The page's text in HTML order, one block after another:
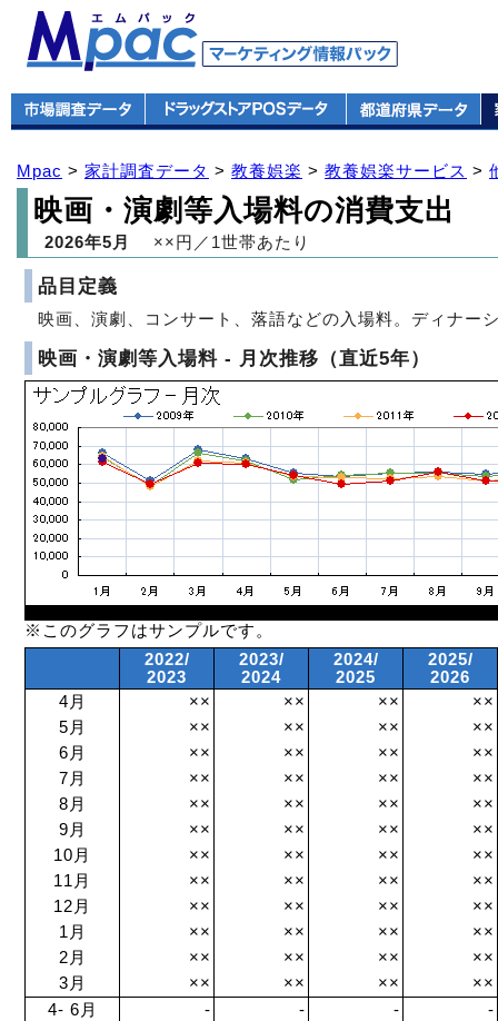
Mpac > 家計調査データ > 教養娯楽 > 教養娯楽サービス >
映画・演劇等入場料の消費支出
2026年5月 ××円／1世帯あたり
品目定義
映画、演劇、コンサート、落語などの入場料。ディナー
映画・演劇等入場料 - 月次推移（直近5年）
※このグラフはサンプルです。
2022/
2023
2023/
2024
2024/
2025
2025/
2026
4月
×× ×× ××
××
5月
×× ×× ××
××
6月
×× ×× ××
××
7月
×× ×× ××
××
8月
×× ×× ××
××
9月
×× ×× ××
××
10月
×× ×× ××
××
11月
×× ×× ××
××
12月
×× ×× ××
××
1月
×× ×× ××
××
2月
×× ×× ××
××
3月
×× ×× ××
××
4- 6月
- - -
-